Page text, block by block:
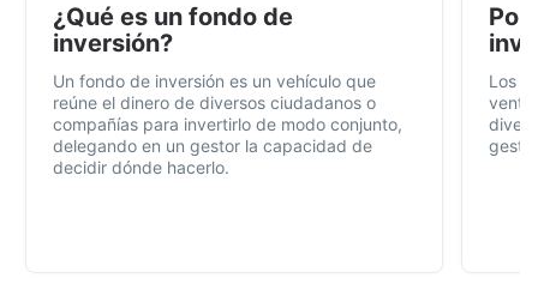
¿Qué es un fondo de
inversión?
Un fondo de inversión es un vehículo que
reúne el dinero de diversos ciudadanos o
compañías para invertirlo de modo conjunto,
delegando en un gestor la capacidad de
decidir dónde hacerlo.
Por
Los